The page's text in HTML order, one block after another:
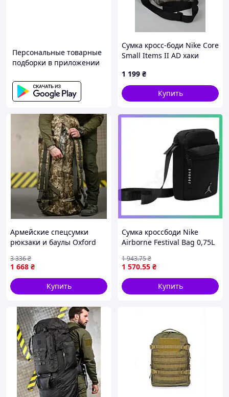
Персональные товарные
подборки в приложении
Сумка кросс-боди Nike Core
Small Items II AD хаки
органайзер через плечо
борсетка Оригинал
1 199 ₴
Купить
Армейские спецсумки
рюкзаки и баулы Oxford
1 668 ₴
3 336₴
Купить
Сумка кроссбоди Nike
Airborne Festival Bag 0,75L
вещей спортивная
17х12,5х3 см SKU_9A0631-
023
1 570.55 ₴
1 943.75₴
Купить